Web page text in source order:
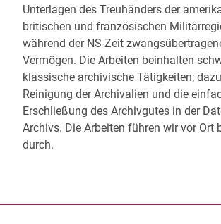
Unterlagen des Treuhänders der
britischen und französischen
während der NS-Zeit
Vermögen. Die Arbeiten beinhalten
klassische archivische Tätigkeiten;
Reinigung der Archivalien und die
Erschließung des Archivgutes in der
Archivs. Die Arbeiten führen wir vor Ort
durch.